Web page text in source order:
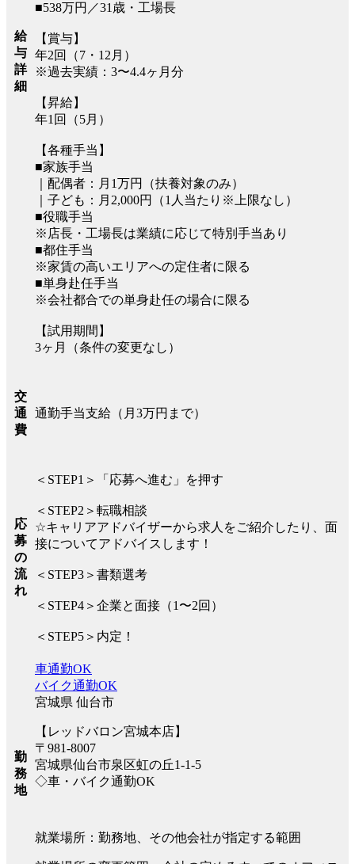
給
与
詳
細
■538万円／31歳・工場長
【賞与】
年2回（7・12月）
※過去実績：3〜4.4ヶ月分
【昇給】
年1回（5月）
【各種手当】
■家族手当
｜配偶者：月1万円（扶養対象のみ）
｜子ども：月2,000円（1人当たり※上限なし）
■役職手当
※店長・工場長は業績に応じて特別手当あり
■都住手当
※家賃の高いエリアへの定住者に限る
■単身赴任手当
※会社都合での単身赴任の場合に限る
【試用期間】
3ヶ月（条件の変更なし）
交
通
費
通勤手当支給（月3万円まで）
応
募
の
流
れ
＜STEP1＞「応募へ進む」を押す
＜STEP2＞転職相談
☆キャリアアドバイザーから求人をご紹介したり、面
接についてアドバイスします！
＜STEP3＞書類選考
＜STEP4＞企業と面接（1〜2回）
＜STEP5＞内定！
勤
務
地
車通勤OK
バイク通勤OK
宮城県 仙台市
【レッドバロン宮城本店】
〒981-8007
宮城県仙台市泉区虹の丘1-1-5
◇車・バイク通勤OK
就業場所：勤務地、その他会社が指定する範囲